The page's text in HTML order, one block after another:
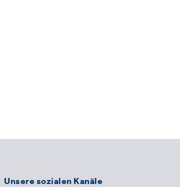
Unsere sozialen Kanäle